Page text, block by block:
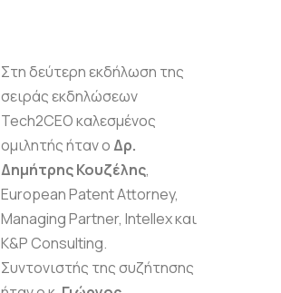
Στη δεύτερη εκδήλωση της
σειράς εκδηλώσεων
Tech2CEO καλεσμένος
ομιλητής ήταν οΔρ.
ΔημήτρηςΚουζέλης,
European Patent Attorney,
Managing Partner, Intellex και
K&P Consulting.
Συντονιστής της συζήτησης